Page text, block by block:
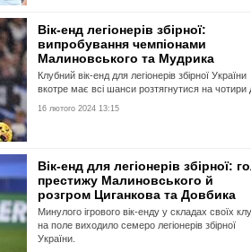
Вік-енд легіонерів збірної:
випробування чемпіонами
Малиновського та Мудрика
Клубний вік-енд для легіонерів збірної України
вкотре має всі шанси розтягнутися на чотири
16 лютого 2024 13:15
Вік-енд для легіонерів збірної:
престижу Малиновського й
розгром Циганкова та Довбика
Минулого ігрового вік-енду у складах своїх
на поле виходило семеро легіонерів збірної
України.